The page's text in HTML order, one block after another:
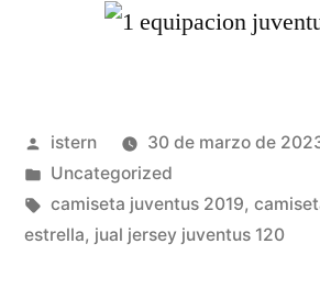
Publicado
por
istern
30 de marzo de
Publicado
en
Uncategorized
Etiquetas:
camiseta juventus 2019,
estrella, jual jersey juventus 120